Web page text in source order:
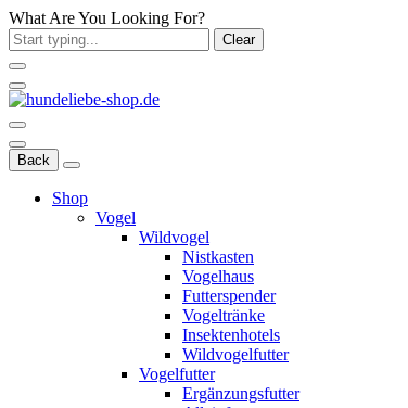
What Are You Looking For?
Clear
Back
Shop
Vogel
Wildvogel
Nistkasten
Vogelhaus
Futterspender
Vogeltränke
Insektenhotels
Wildvogelfutter
Vogelfutter
Ergänzungsfutter